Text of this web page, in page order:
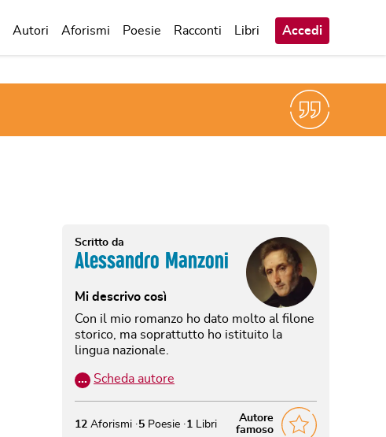
Autori Aforismi Poesie Racconti Libri Accedi
Scritto da
Alessandro Manzoni
Mi descrivo così
Con il mio romanzo ho dato molto al filone
storico, ma soprattutto ho istituito la
lingua nazionale.
… Scheda autore
Autore
famoso
12 Aforismi 5 Poesie 1 Libri